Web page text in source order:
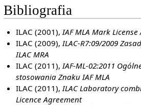
Bibliografia
ILAC (2001),IAF MLA Mark
ILAC (2009),ILAC-R7:09/2009
ILAC MRA
ILAC (2011),IAF-ML-02:2011
stosowania Znaku IAF MLA
ILAC (2011),ILAC Laboratory
Licence Agreement